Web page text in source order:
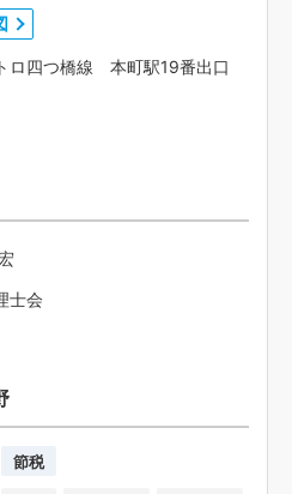
ロ四つ橋線 本町駅19番出口
士会
節税